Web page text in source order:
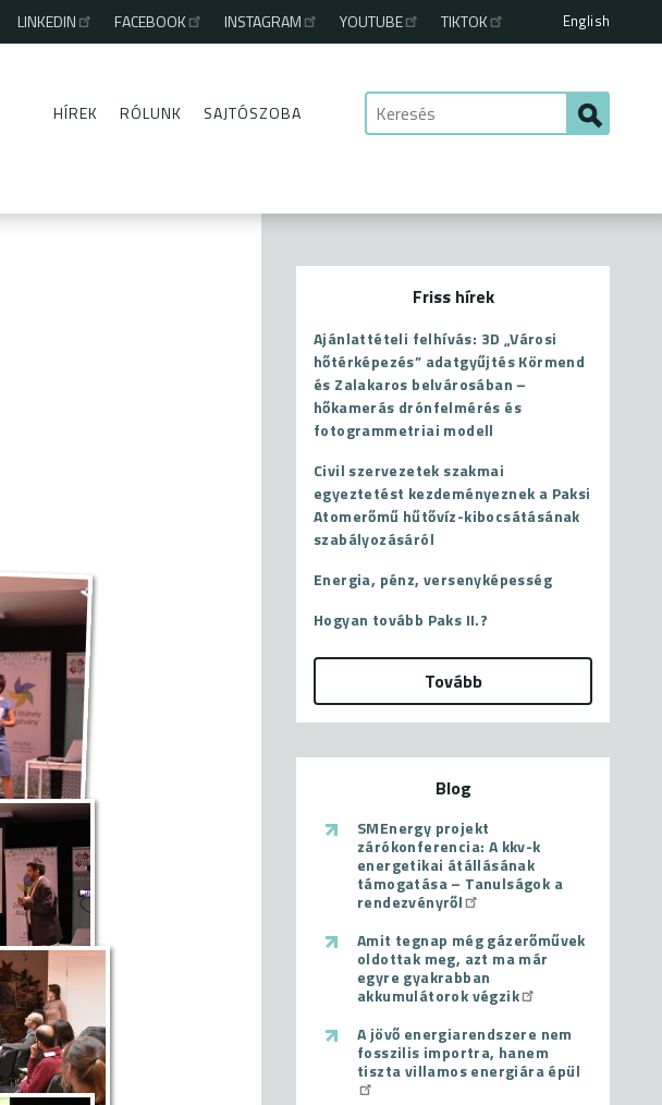
English
HÍREK RÓLUNK SAJTÓSZOBA
LINKEDIN FACEBOOK INSTAGRAM YOUTUBE TIKTOK
Friss hírek
Ajánlattételi felhívás: 3D „Városi
hőtérképezés” adatgyűjtés Körmend
és Zalakaros belvárosában –
hőkamerás drónfelmérés és
fotogrammetriai modell
Civil szervezetek szakmai
egyeztetést kezdeményeznek a Paksi
Atomerőmű hűtővíz-kibocsátásának
szabályozásáról
Energia, pénz, versenyképesség
Hogyan tovább Paks II.?
Tovább
Blog
SMEnergy projekt
zárókonferencia: A kkv-k
energetikai átállásának
támogatása – Tanulságok a
rendezvényről
Amit tegnap még gázerőművek
oldottak meg, azt ma már
egyre gyakrabban
akkumulátorok végzik
A jövő energiarendszere nem
fosszilis importra, hanem
tiszta villamos energiára épül